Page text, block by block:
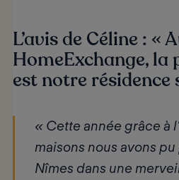
L’avis de Céline : «
HomeExchange, la
est notre résidence
« Cette année grâce à
maisons nous avons pu
Nîmes dans une